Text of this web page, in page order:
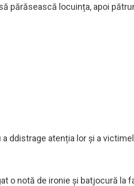
părăsească locuința, apoi
ddistrage atenția lor și a
o notă de ironie și batjocură la